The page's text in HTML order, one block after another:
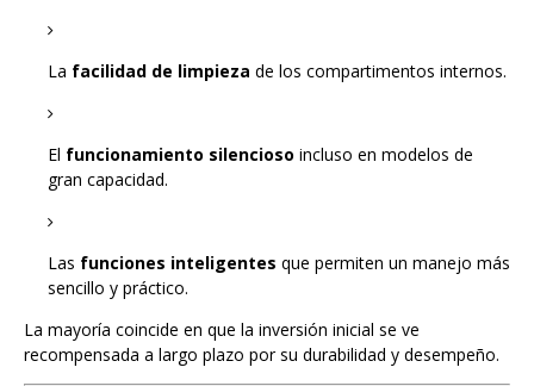
La facilidad de limpieza de los compartimentos internos.
El funcionamiento silencioso incluso en modelos de
gran capacidad.
Las funciones inteligentes que permiten un manejo más
sencillo y práctico.
La mayoría coincide en que la inversión inicial se ve
recompensada a largo plazo por su durabilidad y desempeño.